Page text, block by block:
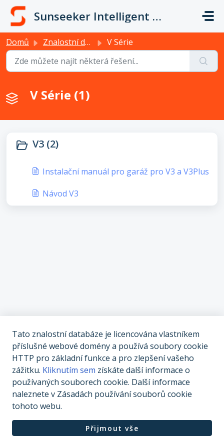
Přeskočit na hlavní obsah
Sunseeker Intelligent Technology
Domů Znalostní databáze V Série
V Série (1)
V3 (2)
Instalační manuál pro garáž pro V3 a V3Plus
Návod V3
Tato znalostní databáze je licencována vlastníkem
příslušné webové domény a používá soubory cookie
HTTP pro základní funkce a pro zlepšení vašeho
zážitku. Kliknutím sem získáte další informace o
používaných souborech cookie. Další informace
naleznete v Zásadách používání souborů cookie
tohoto webu.
Přijmout vše